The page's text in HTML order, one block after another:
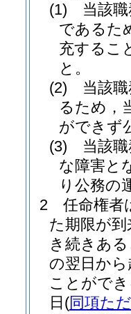
(1)
当該
であるた
充するこ
と。
(2)
当該
るため，
ができず
(3)
当該
な障害と
り公務の
2
任命権者
た期限が
き続きあ
の翌日か
ことがで
日 (同項た